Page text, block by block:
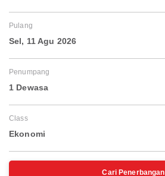
Pulang
Sel, 11 Agu 2026
Penumpang
1 Dewasa
Class
Ekonomi
Cari Penerbangan